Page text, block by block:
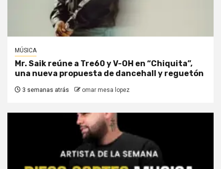
MÚSICA
Mr. Saik reúne a Tre60 y V-OH en “Chiquita”,
una nueva propuesta de dancehall y reguetón
3 semanas atrás omar mesa lopez